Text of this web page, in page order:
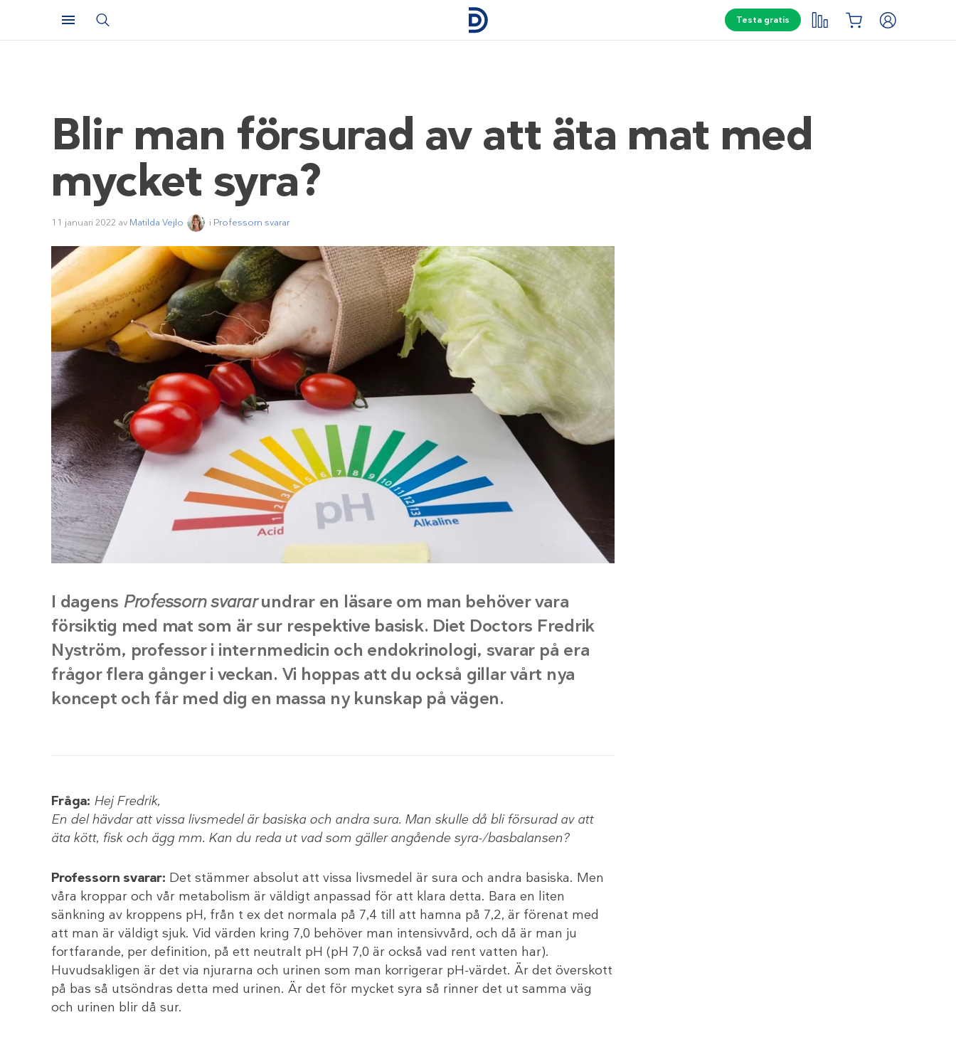
Testa gratis
Blir man försurad av att äta mat med
mycket syra?
11 januari 2022 av Matilda Vejlo i Professorn svarar
I dagens Professorn svararundrar en läsare om man behöver vara
försiktig med mat som är sur respektive basisk. Diet Doctors Fredrik
Nyström, professor i internmedicin och endokrinologi, svarar på era
frågor flera gånger i veckan. Vi hoppas att du också gillar vårt nya
koncept och får med dig en massa ny kunskap på vägen.
Fråga: Hej Fredrik,
En del hävdar att vissa livsmedel är basiska och andra sura. Man skulle då bli försurad av att
äta kött, fisk och ägg mm. Kan du reda ut vad som gäller angående syra-/basbalansen?
Professorn svarar: Det stämmer absolut att vissa livsmedel är sura och andra basiska. Men
våra kroppar och vår metabolism är väldigt anpassad för att klara detta. Bara en liten
sänkning av kroppens pH, från t ex det normala på 7,4 till att hamna på 7,2, är förenat med
att man är väldigt sjuk. Vid värden kring 7,0 behöver man intensivvård, och då är man ju
fortfarande, per definition, på ett neutralt pH (pH 7,0 är också vad rent vatten har).
Huvudsakligen är det via njurarna och urinen som man korrigerar pH-värdet. Är det överskott
på bas så utsöndras detta med urinen. Är det för mycket syra så rinner det ut samma väg
och urinen blir då sur.